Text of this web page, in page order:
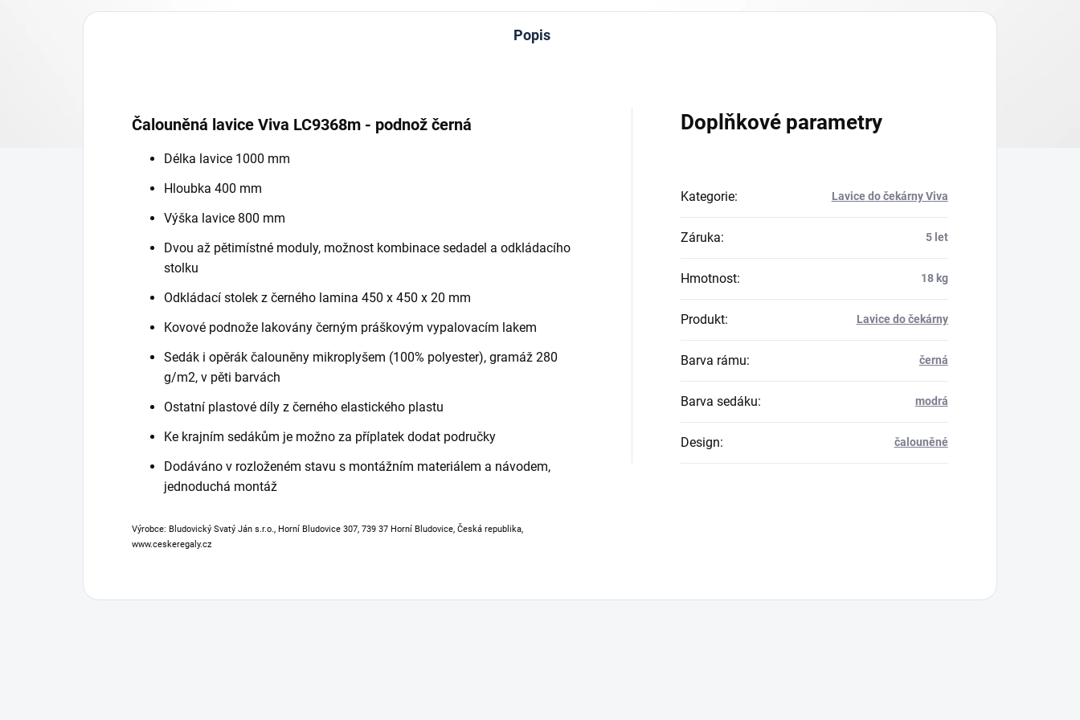
Popis
Čalouněná lavice Viva LC9368m - podnož černá
Délka lavice 1000 mm
Hloubka 400 mm
Výška lavice 800 mm
Dvou až pětimístné moduly, možnost kombinace sedadel a odkládacího
stolku
Odkládací stolek z černého lamina 450 x 450 x 20 mm
Kovové podnože lakovány černým práškovým vypalovacím lakem
Sedák i opěrák čalouněny mikroplyšem (100% polyester), gramáž 280
g/m2, v pěti barvách
Ostatní plastové díly z černého elastického plastu
Ke krajním sedákům je možno za příplatek dodat područky
Dodáváno v rozloženém stavu s montážním materiálem a návodem,
jednoduchá montáž
Výrobce: Bludovický Svatý Ján s.r.o., Horní Bludovice 307, 739 37 Horní Bludovice, Česká republika,
www.ceskeregaly.cz
Doplňkové parametry
Kategorie: Lavice do čekárny Viva
Záruka: 5 let
Hmotnost: 18 kg
Produkt: Lavice do čekárny
Barva rámu: černá
Barva sedáku: modrá
Design: čalouněné